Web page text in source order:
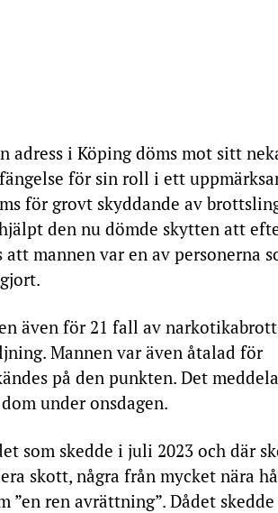
adress i Köping döms mot sitt
för sin roll i ett
för grovt skyddande av
den nu dömde skytten att
mannen var en av personerna
även för 21 fall av
Mannen var även åtalad för
på den punkten. Det
under onsdagen.
som skedde i juli 2023 och där
skott, några från mycket nära
ren avrättning”. Dådet skedde